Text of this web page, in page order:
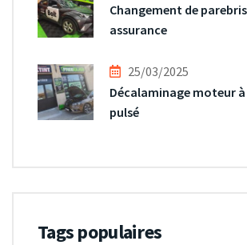
Changement de
assurance
25/03/2025
Décalaminage moteur à
pulsé
Tags populaires